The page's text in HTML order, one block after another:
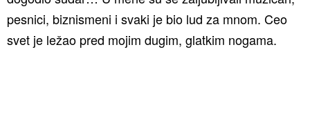
pesnici, biznismeni i svaki je bio lud za mnom. Ceo
svet je ležao pred mojim dugim, glatkim nogama.